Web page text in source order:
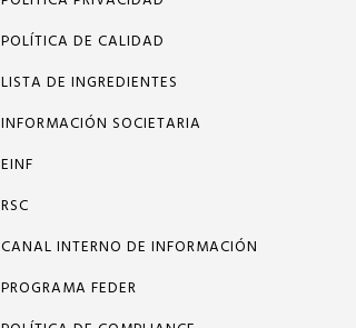
POLÍTICA DE CALIDAD
LISTA DE INGREDIENTES
INFORMACIÓN SOCIETARIA
EINF
RSC
CANAL INTERNO DE INFORMACIÓN
PROGRAMA FEDER